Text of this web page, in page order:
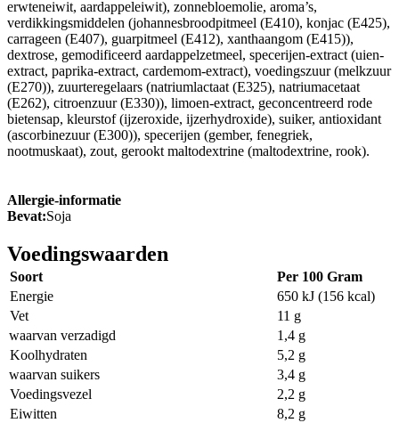
erwteneiwit, aardappeleiwit), zonnebloemolie, aroma’s,
verdikkingsmiddelen (johannesbroodpitmeel (E410), konjac (E425),
carrageen (E407), guarpitmeel (E412), xanthaangom (E415)),
dextrose, gemodificeerd aardappelzetmeel, specerijen-extract (uien-
extract, paprika-extract, cardemom-extract), voedingszuur (melkzuur
(E270)), zuurteregelaars (natriumlactaat (E325), natriumacetaat
(E262), citroenzuur (E330)), limoen-extract, geconcentreerd rode
bietensap, kleurstof (ijzeroxide, ijzerhydroxide), suiker, antioxidant
(ascorbinezuur (E300)), specerijen (gember, fenegriek,
nootmuskaat), zout, gerookt maltodextrine (maltodextrine, rook).
Allergie-informatie
Bevat:Soja
Voedingswaarden
Soort
Per 100 Gram
Energie
650 kJ (156 kcal)
Vet
11 g
waarvan verzadigd
1,4 g
Koolhydraten
5,2 g
waarvan suikers
3,4 g
Voedingsvezel
2,2 g
Eiwitten
8,2 g